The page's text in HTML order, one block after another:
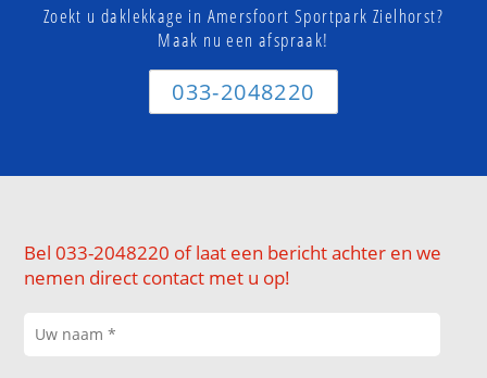
Zoekt u daklekkage in Amersfoort Sportpark Zielhorst?
Maak nu een afspraak!
033-2048220
Bel 033-2048220 of laat een bericht achter en we
nemen direct contact met u op!